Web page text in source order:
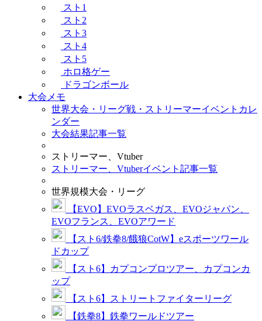
スト1
スト2
スト3
スト4
スト5
ホロ格ゲー
ドラゴンボール
大会メモ
世界大会・リーグ戦・ストリーマーイベントカレ
ンダー
大会結果記事一覧
ストリーマー、Vtuber
ストリーマー、Vtuberイベント記事一覧
世界規模大会・リーグ
【EVO】EVOラスベガス、EVOジャパン、
EVOフランス、EVOアワード
【スト6/鉄拳8/餓狼CotW】eスポーツワール
ドカップ
【スト6】カプコンプロツアー、カプコンカ
ップ
【スト6】ストリートファイターリーグ
【鉄拳8】鉄拳ワールドツアー